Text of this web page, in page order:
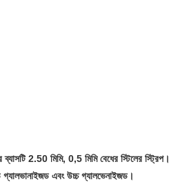
ব্যাসটি 2.50 মিমি, 0,5 মিমি বেধের স্টিলের স্ট্রিপ।
এবং উচ্চ গ্যালভেনাইজড।